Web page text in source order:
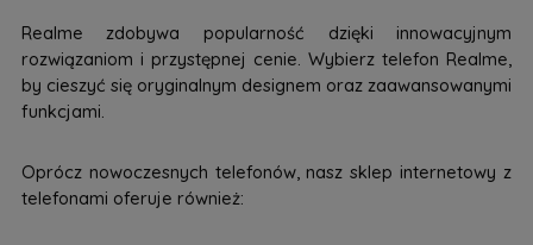
Realme zdobywa popularność dzięki innowacyjnym
rozwiązaniom i przystępnej cenie. Wybierz telefon Realme,
by cieszyć się oryginalnym designem oraz zaawansowanymi
funkcjami.
Oprócz nowoczesnych telefonów, nasz sklep internetowy z
telefonami oferuje również: